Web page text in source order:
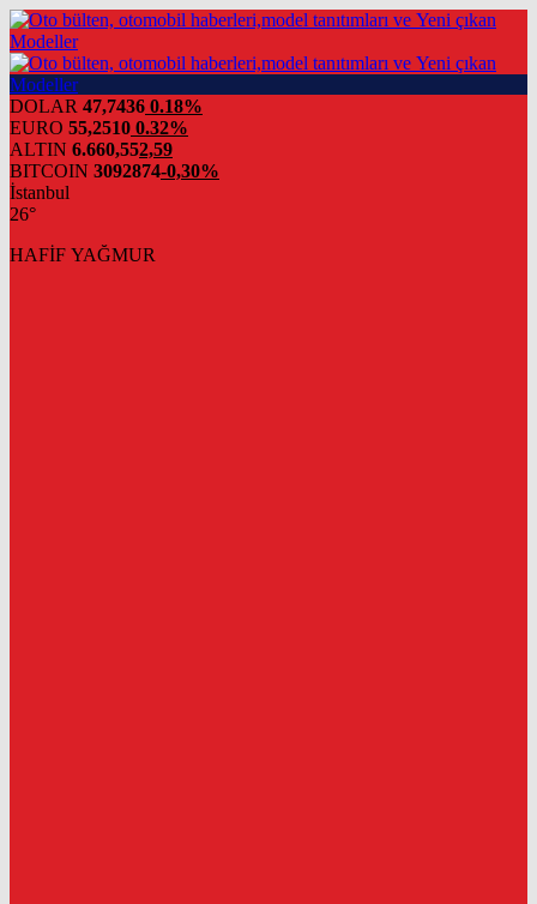
DOLAR 47,7436 0.18%
EURO 55,2510 0.32%
ALTIN 6.660,552,59
BITCOIN 3092874-0,30%
İstanbul
26°
HAFİF YAĞMUR